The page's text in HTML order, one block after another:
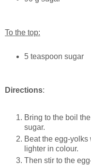
To the top:
5 teaspoon sugar
Directions:
Bring to the boil
sugar.
Beat the egg-
lighter in colour.
Then stir to the